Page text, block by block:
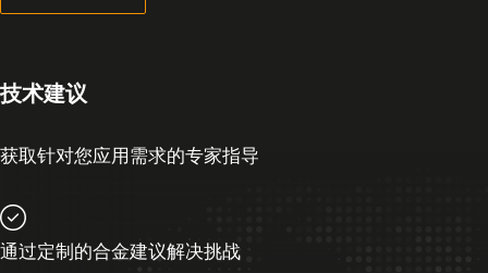
技术建议
获取针对您应用需求的专家指导
通过定制的合金建议解决挑战